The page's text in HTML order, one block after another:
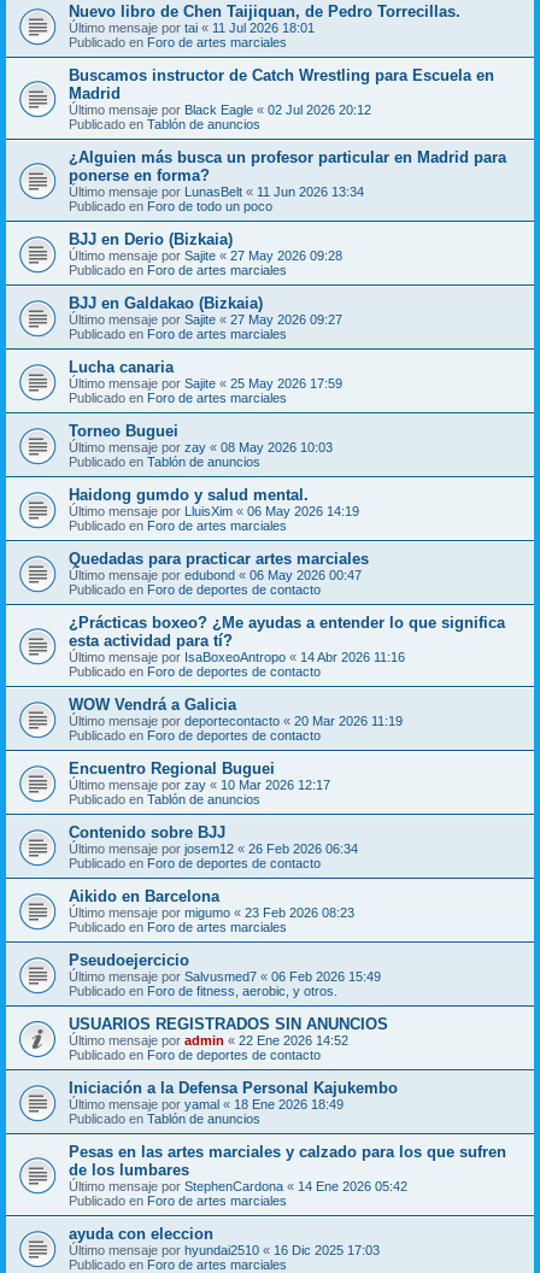
Nuevo libro de Chen Taijiquan, de Pedro Torrecillas.
Último mensaje por tai « 11 Jul 2026 18:01
Publicado en Foro de artes marciales
Buscamos instructor de Catch Wrestling para Escuela en
Madrid
Último mensaje por Black Eagle « 02 Jul 2026 20:12
Publicado en Tablón de anuncios
¿Alguien más busca un profesor particular en Madrid para
ponerse en forma?
Último mensaje por LunasBelt « 11 Jun 2026 13:34
Publicado en Foro de todo un poco
BJJ en Derio (Bizkaia)
Último mensaje por Sajite « 27 May 2026 09:28
Publicado en Foro de artes marciales
BJJ en Galdakao (Bizkaia)
Último mensaje por Sajite « 27 May 2026 09:27
Publicado en Foro de artes marciales
Lucha canaria
Último mensaje por Sajite « 25 May 2026 17:59
Publicado en Foro de artes marciales
Torneo Buguei
Último mensaje por zay « 08 May 2026 10:03
Publicado en Tablón de anuncios
Haidong gumdo y salud mental.
Último mensaje por LluisXim « 06 May 2026 14:19
Publicado en Foro de artes marciales
Quedadas para practicar artes marciales
Último mensaje por edubond « 06 May 2026 00:47
Publicado en Foro de deportes de contacto
¿Prácticas boxeo? ¿Me ayudas a entender lo que significa
esta actividad para tí?
Último mensaje por IsaBoxeoAntropo « 14 Abr 2026 11:16
Publicado en Foro de deportes de contacto
WOW Vendrá a Galicia
Último mensaje por deportecontacto « 20 Mar 2026 11:19
Publicado en Foro de deportes de contacto
Encuentro Regional Buguei
Último mensaje por zay « 10 Mar 2026 12:17
Publicado en Tablón de anuncios
Contenido sobre BJJ
Último mensaje por josem12 « 26 Feb 2026 06:34
Publicado en Foro de deportes de contacto
Aikido en Barcelona
Último mensaje por migumo « 23 Feb 2026 08:23
Publicado en Foro de artes marciales
Pseudoejercicio
Último mensaje por Salvusmed7 « 06 Feb 2026 15:49
Publicado en Foro de fitness, aerobic, y otros.
USUARIOS REGISTRADOS SIN ANUNCIOS
Último mensaje por admin « 22 Ene 2026 14:52
Publicado en Foro de deportes de contacto
Iniciación a la Defensa Personal Kajukembo
Último mensaje por yamal « 18 Ene 2026 18:49
Publicado en Tablón de anuncios
Pesas en las artes marciales y calzado para los que sufren
de los lumbares
Último mensaje por StephenCardona « 14 Ene 2026 05:42
Publicado en Foro de artes marciales
ayuda con eleccion
Último mensaje por hyundai2510 « 16 Dic 2025 17:03
Publicado en Foro de artes marciales